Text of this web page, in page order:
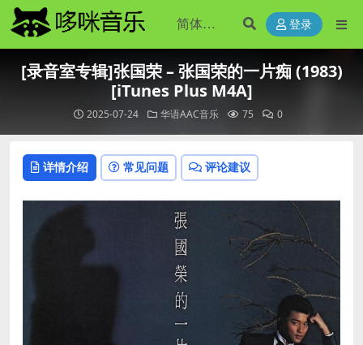
登录
[录音室专辑]张国荣 – 张国荣的一片痴 (1983)
[iTunes Plus M4A]
2025-07-24 华语AAC音乐 75 0
详情介绍 常见问题 评论建议